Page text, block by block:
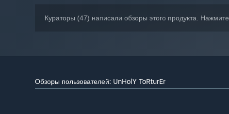
Кураторы (47) написали обзоры этого продукта. Нажмите
Обзоры пользователей: UnHolY ToRturEr